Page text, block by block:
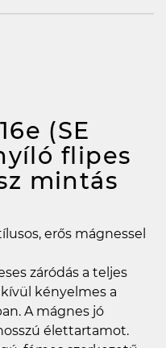
(SE
flipes
mintás
erős mágnessel
záródás a teljes
kényelmes a
A mágnes jó
élettartamot.